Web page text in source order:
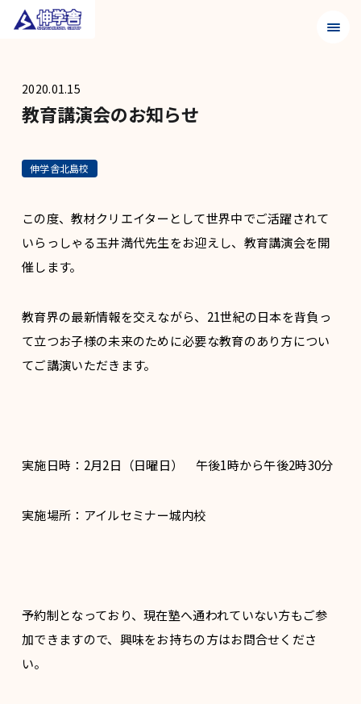
メニ
2020.01.15
教育講演会のお知らせ
伸学舎北島校
この度、教材クリエイターとして世界中でご活躍されて
いらっしゃる玉井満代先生をお迎えし、教育講演会を開
催します。
教育界の最新情報を交えながら、21世紀の日本を背負っ
て立つお子様の未来のために必要な教育のあり方につい
てご講演いただきます。
実施日時：2月2日（日曜日） 午後1時から午後2時30分
実施場所：アイルセミナー城内校
予約制となっており、現在塾へ通われていない方もご参
加できますので、興味をお持ちの方はお問合せくださ
い。